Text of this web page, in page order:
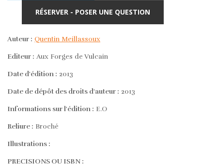
RÉSERVER - POSER UNE QUESTION
Auteur : Quentin Meillassoux
Editeur : Aux Forges de Vulcain
Date d'édition : 2013
Date de dépôt des droits d'auteur : 2013
Informations sur l'édition : E.O
Reliure : Broché
Illustrations :
PRECISIONS OU ISBN :